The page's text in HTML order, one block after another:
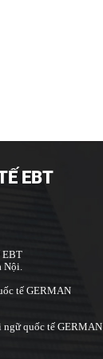
EBT
EBT
Nội.
tế GERMAN
quốc tế GERMAN